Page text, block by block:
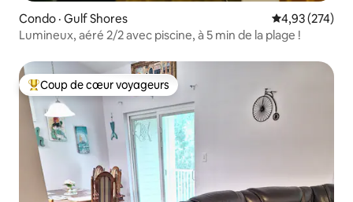
Condo · Gulf Shores Note
4,93 (274)
Lumineux, aéré 2/2 avec piscine, à 5 min de la plage !
Coup de cœur voyageurs parmi les plus aimés
Coup de cœur voyageurs